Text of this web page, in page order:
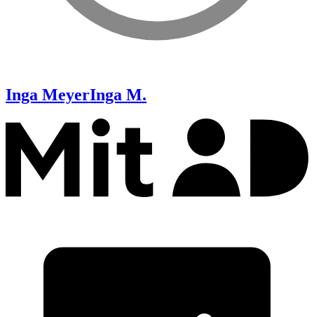
Inga MeyerInga M.